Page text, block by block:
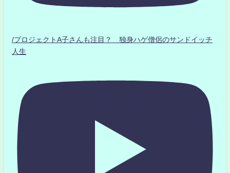
/プロジェクトA子さんも注目？ 独身ハゲ僧侶のサンドイッチ
人生